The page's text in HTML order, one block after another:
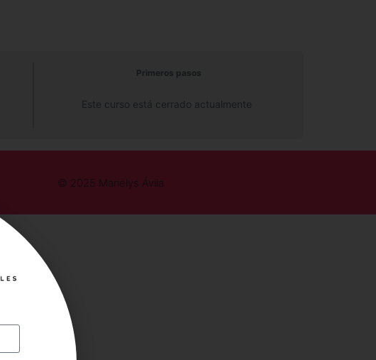
Primeros pasos
Este curso está cerrado actualmente
© 2025 Marielys Ávila